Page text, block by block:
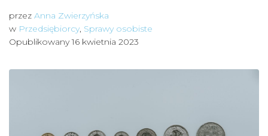
przez Anna Zwierzyńska
w Przedsiębiorcy, Sprawy osobiste
Opublikowany16 kwietnia 2023